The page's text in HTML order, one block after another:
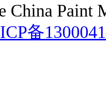
China Paint
备